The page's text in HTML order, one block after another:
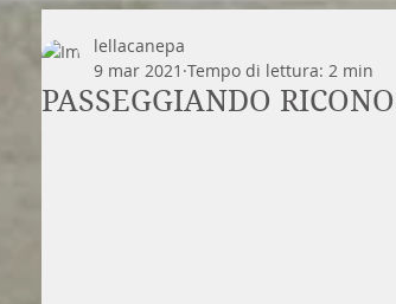
PASSEGGIANDO
lellacanepa
9 mar 2021 Tempo di lettura: 2 min